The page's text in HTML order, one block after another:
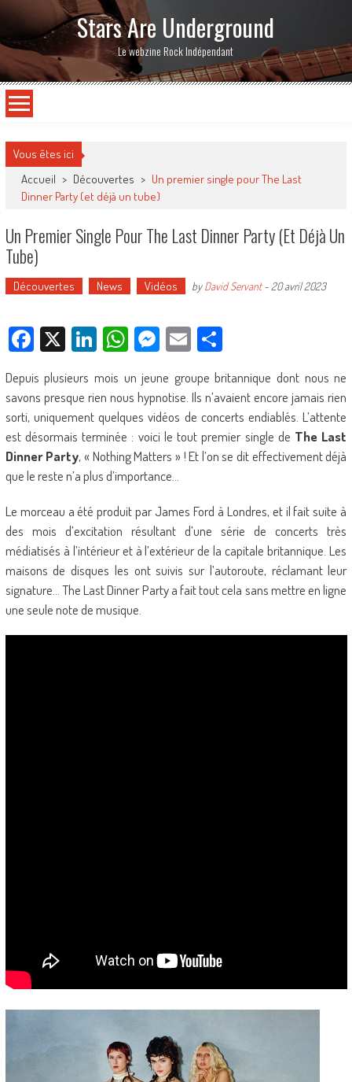
Stars Are Underground
Le webzine Rock Indépendant
Vous êtes ici
Accueil > Découvertes > Un premier single pour The Last
Dinner Party (et déjà un tube)
Un Premier Single Pour The Last Dinner Party (et Déjà Un
Tube)
Découvertes News Vidéos byDavid Servant- 20 avril 2023
Facebook
X LinkedIn
WhatsApp
Messenger
EmailPartager
Depuis plusieurs mois un jeune groupe britannique dont nous ne
savons presque rien nous hypnotise. Ils n’avaient encore jamais rien
sorti, uniquement quelques vidéos de concerts endiablés. L’attente
est désormais terminée : voici le tout premier single de The Last
Dinner Party, « Nothing Matters » ! Et l’on se dit effectivement déjà
que le reste n’a plus d’importance…
Le morceau a été produit par James Ford à Londres, et il fait suite à
des mois d’excitation résultant d’une série de concerts très
médiatisés à l’intérieur et à l’extérieur de la capitale britannique. Les
maisons de disques les ont suivis sur l’autoroute, réclamant leur
signature… The Last Dinner Party a fait tout cela sans mettre en ligne
une seule note de musique.